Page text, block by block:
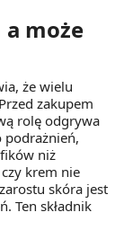
może
że wielu
zakupem
rolę odgrywa
podrażnień,
niż
krem nie
skóra jest
Ten składnik